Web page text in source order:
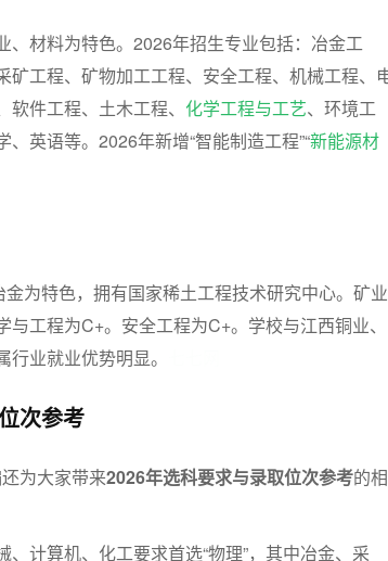
、材料为特色。2026年招生专业包括：冶金工
矿工程、矿物加工工程、安全工程、机械工程、
软件工程、土木工程、 化学工程与工艺、环境工
英语等。2026年新增“智能制造工程”“新能源材
为特色，拥有国家稀土工程技术研究中心。矿业
工程为C+。安全工程为C+。学校与江西铜业、
业就业优势明显。
次参考
为大家带来2026年选科要求与录取位次参考的相
计算机、化工要求首选“物理”，其中冶金、采